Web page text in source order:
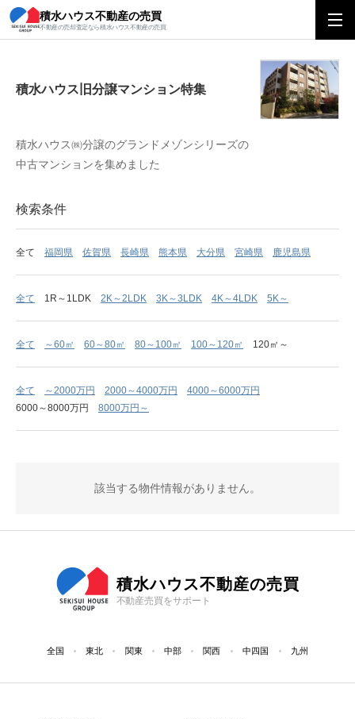
積水ハウス不動産の売買
不動産の売却査定なら積水ハウス不動産の売買
積水ハウス旧分譲マンション特集
積水ハウス旧分譲マンション特集
積水ハウス㈱分譲のグランドメゾンシリーズの
中古マンションを集めました
検索条件
全て 福岡県 佐賀県 長崎県 熊本県 大分県 宮崎県 鹿児島県
全て 1R～1LDK 2K～2LDK 3K～3LDK 4K～4LDK 5K～
全て ～60㎡ 60～80㎡ 80～100㎡ 100～120㎡ 120㎡～
全て ～2000万円 2000～4000万円
4000～6000万円
6000～8000万円
8000万円～
該当する物件情報がありません。
積水ハウス不動産の売買
不動産売買をサポート
全国 東北 関東 中部 関西 中四国 九州